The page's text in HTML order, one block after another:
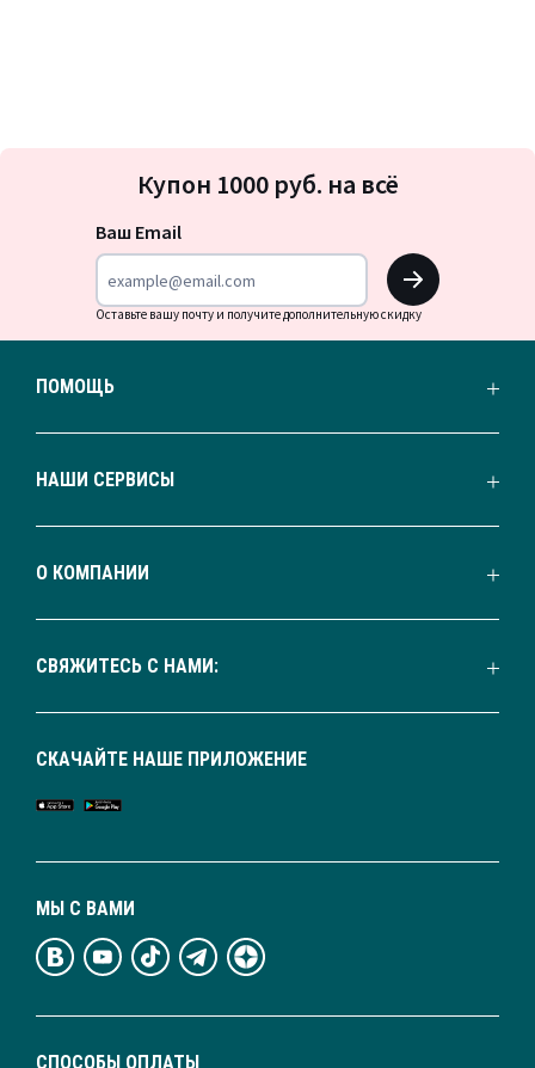
на
Купон 1000 руб. на всё
Ваш Email
OK
Оставьте вашу почту и получите дополнительную скидку
ПОМОЩЬ
НАШИ СЕРВИСЫ
О КОМПАНИИ
СВЯЖИТЕСЬ С НАМИ:
СПОСОБЫ ОПЛАТЫ
МЫ С ВАМИ
СКАЧАЙТЕ НАШЕ ПРИЛОЖЕНИЕ